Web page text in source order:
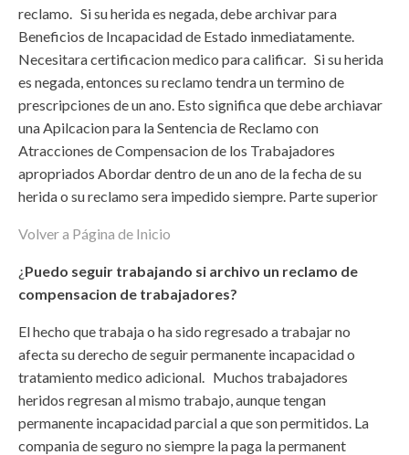
reclamo. Si su herida es negada, debe archivar para
Beneficios de Incapacidad de Estado inmediatamente.
Necesitara certificacion medico para calificar. Si su herida
es negada, entonces su reclamo tendra un termino de
prescripciones de un ano. Esto significa que debe archiavar
una Apilcacion para la Sentencia de Reclamo con
Atracciones de Compensacion de los Trabajadores
apropriados Abordar dentro de un ano de la fecha de su
herida o su reclamo sera impedido siempre. Parte superior
Volver a Página de Inicio
¿Puedo seguir trabajando si archivo un reclamo de
compensacion de trabajadores?
El hecho que trabaja o ha sido regresado a trabajar no
afecta su derecho de seguir permanente incapacidad o
tratamiento medico adicional. Muchos trabajadores
heridos regresan al mismo trabajo, aunque tengan
permanente incapacidad parcial a que son permitidos. La
compania de seguro no siempre la paga la permanent